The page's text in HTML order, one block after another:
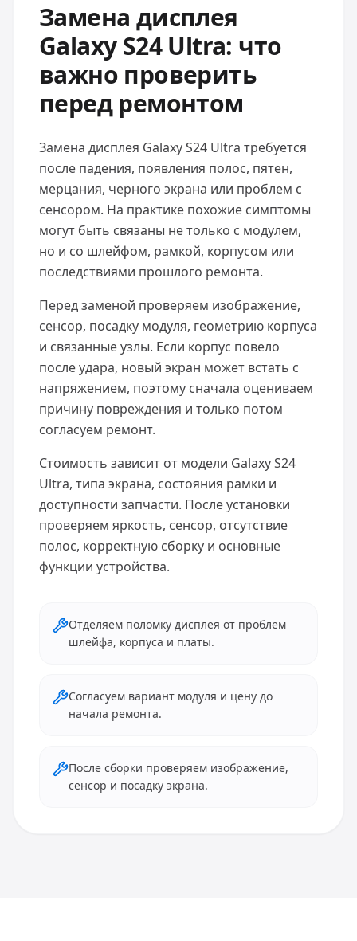
Замена дисплея
Galaxy S24 Ultra: что
важно проверить
перед ремонтом
Замена дисплея Galaxy S24 Ultra требуется
после падения, появления полос, пятен,
мерцания, черного экрана или проблем с
сенсором. На практике похожие симптомы
могут быть связаны не только с модулем,
но и со шлейфом, рамкой, корпусом или
последствиями прошлого ремонта.
Перед заменой проверяем изображение,
сенсор, посадку модуля, геометрию корпуса
и связанные узлы. Если корпус повело
после удара, новый экран может встать с
напряжением, поэтому сначала оцениваем
причину повреждения и только потом
согласуем ремонт.
Стоимость зависит от модели Galaxy S24
Ultra, типа экрана, состояния рамки и
доступности запчасти. После установки
проверяем яркость, сенсор, отсутствие
полос, корректную сборку и основные
функции устройства.
Отделяем поломку дисплея от проблем
шлейфа, корпуса и платы.
Согласуем вариант модуля и цену до
начала ремонта.
После сборки проверяем изображение,
сенсор и посадку экрана.